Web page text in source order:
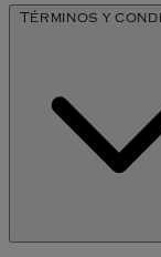
Nuestra
Términos y